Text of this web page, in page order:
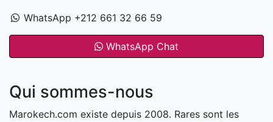
WhatsApp +212 661 32 66 59
WhatsApp Chat
Qui sommes-nous
Marokech.com existe depuis 2008. Rares sont les